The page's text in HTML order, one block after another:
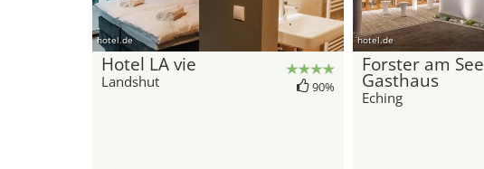
hotel.de
Hotel LA vie
Landshut 90%
hotel.de
Forster am See
Gasthaus
Eching